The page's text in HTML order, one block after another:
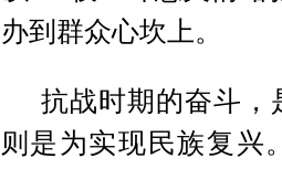
办到群众心坎上。
抗战时期的奋斗，
则是为实现民族复兴